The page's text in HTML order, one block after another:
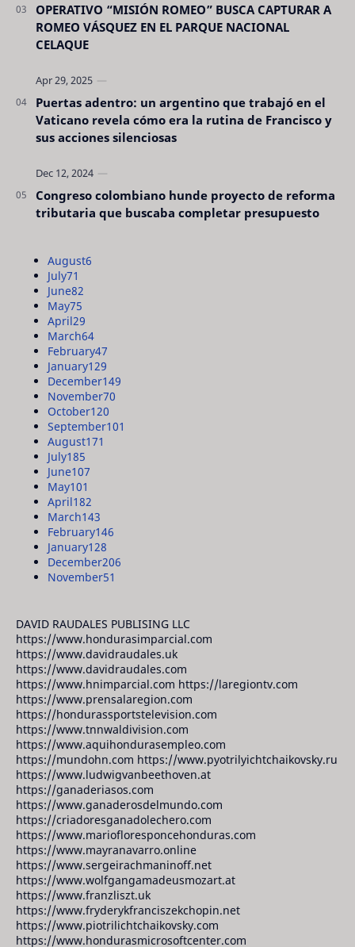
OPERATIVO “MISIÓN ROMEO” BUSCA CAPTURAR A
ROMEO VÁSQUEZ EN EL PARQUE NACIONAL
CELAQUE
Puertas adentro: un argentino que trabajó en el
Vaticano revela cómo era la rutina de Francisco y
sus acciones silenciosas
Congreso colombiano hunde proyecto de reforma
tributaria que buscaba completar presupuesto
August6
July71
June82
May75
April29
March64
February47
January129
December149
November70
October120
September101
August171
July185
June107
May101
April182
March143
February146
January128
December206
November51
DAVID RAUDALES PUBLISING LLC
https://www.hondurasimparcial.com
https://www.davidraudales.uk
https://www.davidraudales.com
https://www.hnimparcial.com https://laregiontv.com
https://www.prensalaregion.com
https://hondurassportstelevision.com
https://www.tnnwaldivision.com
https://www.aquihondurasempleo.com
https://mundohn.com https://www.pyotrilyichtchaikovsky.ru
https://www.ludwigvanbeethoven.at
https://ganaderiasos.com
https://www.ganaderosdelmundo.com
https://criadoresganadolechero.com
https://www.mariofloresponcehonduras.com
https://www.mayranavarro.online
https://www.sergeirachmaninoff.net
https://www.wolfgangamadeusmozart.at
https://www.franzliszt.uk
https://www.fryderykfranciszekchopin.net
https://www.piotrilichtchaikovsky.com
https://www.hondurasmicrosoftcenter.com